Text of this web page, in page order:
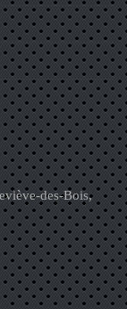
des-Bois,